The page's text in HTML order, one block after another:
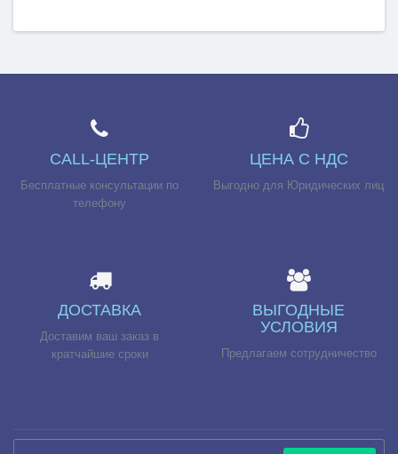
CALL-ЦЕНТР
Бесплатные консультации по
телефону
ЦЕНА С НДС
Выгодно для Юридических лиц
ДОСТАВКА
Доставим ваш заказ в
кратчайшие сроки
ВЫГОДНЫЕ
УСЛОВИЯ
Предлагаем сотрудничество